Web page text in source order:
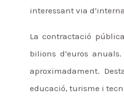
interessant via
La contractació
bilions d’euros
aproximadament.
educació, turisme i